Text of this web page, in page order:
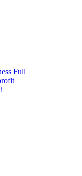
Full